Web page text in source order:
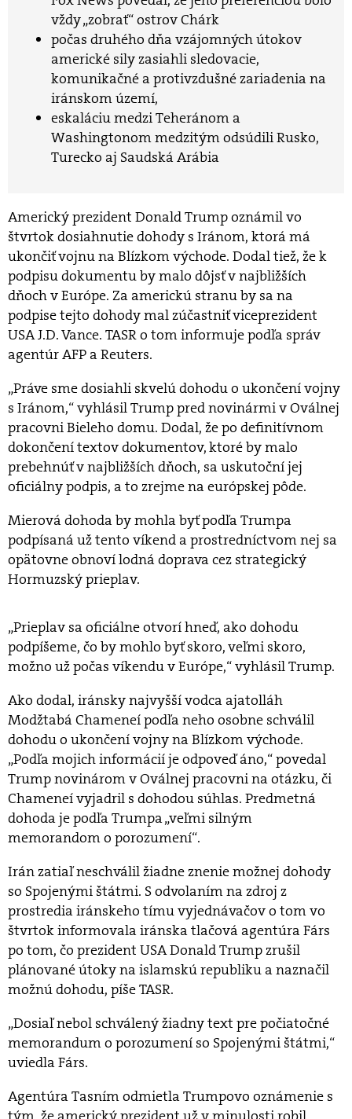
vždy „zobrať“ ostrov Chárk
počas druhého dňa vzájomných útokov
americké sily zasiahli sledovacie,
komunikačné a protivzdušné zariadenia na
iránskom území,
eskaláciu medzi Teheránom a
Washingtonom medzitým odsúdili Rusko,
Turecko aj Saudská Arábia
Americký prezident Donald Trump oznámil vo
štvrtok dosiahnutie dohody s Iránom, ktorá má
ukončiť vojnu na Blízkom východe. Dodal tiež, že k
podpisu dokumentu by malo dôjsť v najbližších
dňoch v Európe. Za americkú stranu by sa na
podpise tejto dohody mal zúčastniť viceprezident
USA J.D. Vance. TASR o tom informuje podľa správ
agentúr AFP a Reuters.
„Práve sme dosiahli skvelú dohodu o ukončení vojny
s Iránom,“ vyhlásil Trump pred novinármi v Oválnej
pracovni Bieleho domu. Dodal, že po definitívnom
dokončení textov dokumentov, ktoré by malo
prebehnúť v najbližších dňoch, sa uskutoční jej
oficiálny podpis, a to zrejme na európskej pôde.
Mierová dohoda by mohla byť podľa Trumpa
podpísaná už tento víkend a prostredníctvom nej sa
opätovne obnoví lodná doprava cez strategický
Hormuzský prieplav.
„Prieplav sa oficiálne otvorí hneď, ako dohodu
podpíšeme, čo by mohlo byť skoro, veľmi skoro,
možno už počas víkendu v Európe,“ vyhlásil Trump.
Ako dodal, iránsky najvyšší vodca ajatolláh
Modžtabá Chameneí podľa neho osobne schválil
dohodu o ukončení vojny na Blízkom východe.
„Podľa mojich informácií je odpoveď áno,“ povedal
Trump novinárom v Oválnej pracovni na otázku, či
Chameneí vyjadril s dohodou súhlas. Predmetná
dohoda je podľa Trumpa „veľmi silným
memorandom o porozumení“.
Irán zatiaľ neschválil žiadne znenie možnej dohody
so Spojenými štátmi. S odvolaním na zdroj z
prostredia iránskeho tímu vyjednávačov o tom vo
štvrtok informovala iránska tlačová agentúra Fárs
po tom, čo prezident USA Donald Trump zrušil
plánované útoky na islamskú republiku a naznačil
možnú dohodu, píše TASR.
„Dosiaľ nebol schválený žiadny text pre počiatočné
memorandum o porozumení so Spojenými štátmi,“
uviedla Fárs.
Agentúra Tasním odmietla Trumpovo oznámenie s